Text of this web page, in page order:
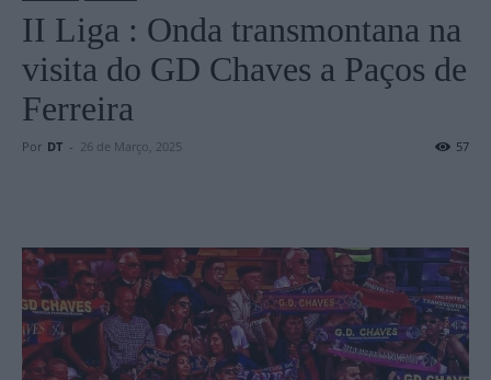
II Liga : Onda transmontana na
visita do GD Chaves a Paços de
Ferreira
Por DT - 26 de Março, 2025 57